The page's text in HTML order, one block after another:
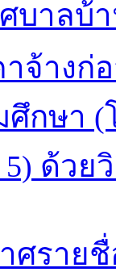
ศบาล
จ้างก่
กษา (
ด้วย
ศราย